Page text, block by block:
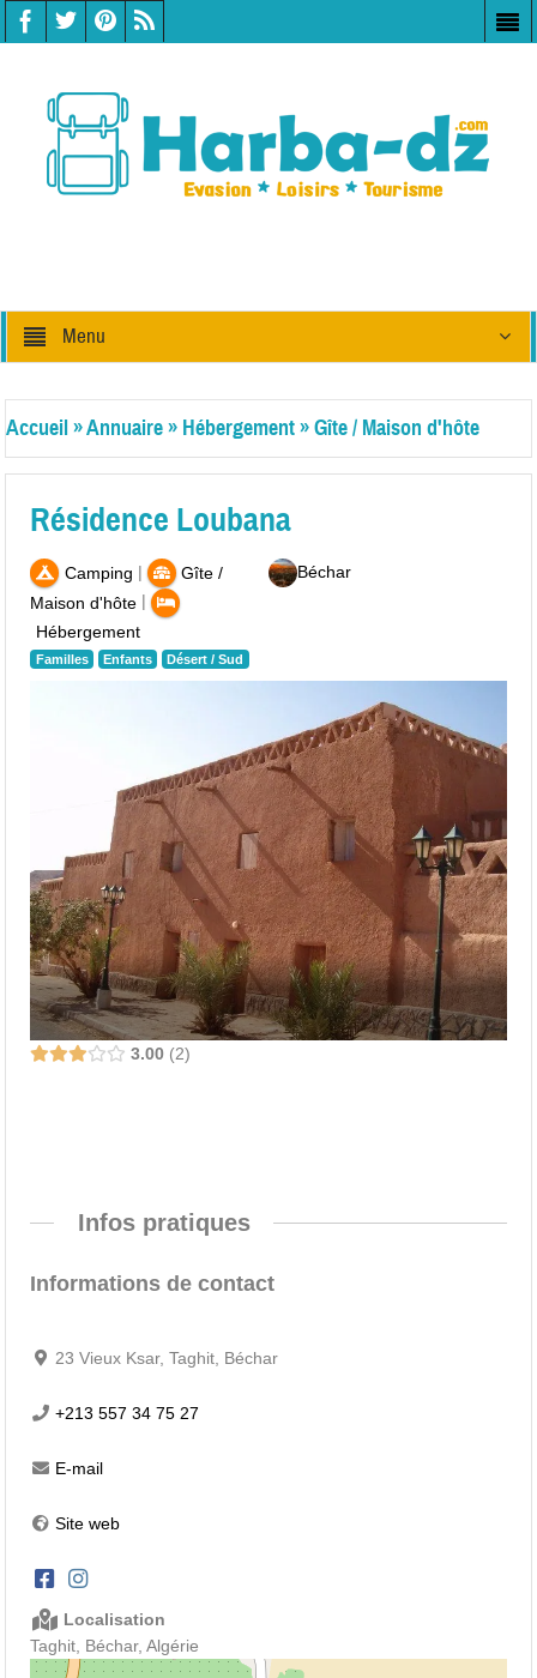
Menu
Accueil»Annuaire» Hébergement»Gîte / Maison d'hôte
Résidence Loubana
Camping |
Gîte /
Maison d'hôte |
Hébergement
Familles Enfants Désert / Sud
Béchar
3.00 2
Infos pratiques
Informations de contact
23 Vieux Ksar, Taghit, Béchar
+213 557 34 75 27
E-mail
Site web
Localisation
Taghit, Béchar, Algérie